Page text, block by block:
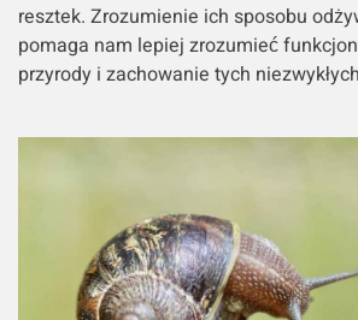
resztek. Zrozumienie ich sposobu
pomaga nam lepiej zrozumieć
przyrody i zachowanie tych